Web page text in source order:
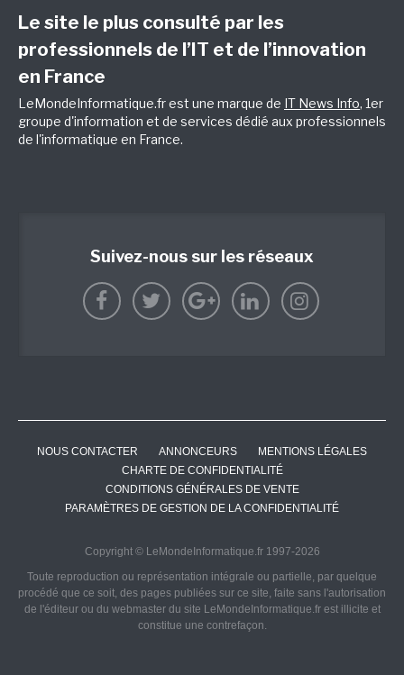
Le site le plus consulté par les
professionnels de l’IT et de l’innovation
en France
LeMondeInformatique.fr est une marque de IT News Info, 1er
groupe d'information et de services dédié aux professionnels
de l'informatique en France.
Suivez-nous sur les réseaux
NOUS CONTACTER ANNONCEURS
MENTIONS LÉGALES
CHARTE DE CONFIDENTIALITÉ
CONDITIONS GÉNÉRALES DE VENTE
PARAMÈTRES DE GESTION DE LA CONFIDENTIALITÉ
Copyright © LeMondeInformatique.fr 1997-2026
Toute reproduction ou représentation intégrale ou partielle, par quelque
procédé que ce soit, des pages publiées sur ce site, faite sans l'autorisation
de l'éditeur ou du webmaster du site LeMondeInformatique.fr est illicite et
constitue une contrefaçon.